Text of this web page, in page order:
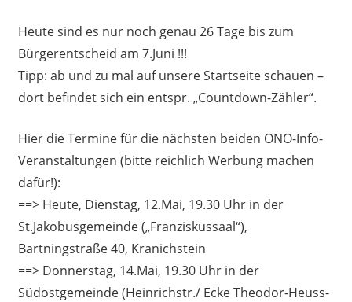
Heute sind es nur noch genau 26 Tage bis zum
Bürgerentscheid am 7.Juni !!!
Tipp: ab und zu mal auf unsere Startseite schauen –
dort befindet sich ein entspr. „Countdown-Zähler“.
Hier die Termine für die nächsten beiden ONO-Info-
Veranstaltungen (bitte reichlich Werbung machen
dafür!):
==> Heute, Dienstag, 12.Mai, 19.30 Uhr in der
St.Jakobusgemeinde („Franziskussaal“),
Bartningstraße 40, Kranichstein
==> Donnerstag, 14.Mai, 19.30 Uhr in der
Südostgemeinde (Heinrichstr./ Ecke Theodor-Heuss-